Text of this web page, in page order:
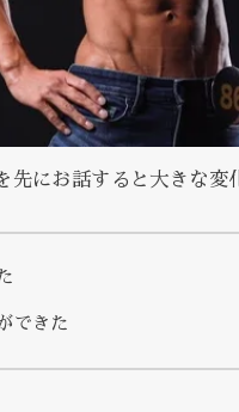
にお話すると大きな変
できた